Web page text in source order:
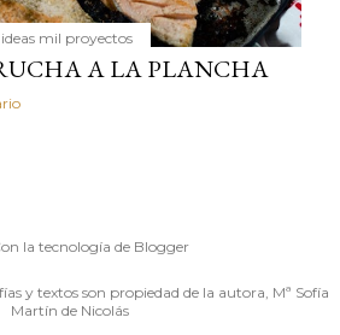
mil proyectos
A LA PLANCHA
la tecnología de Blogger
y textos son propiedad de la autora, Mª Sofía
Martín de Nicolás